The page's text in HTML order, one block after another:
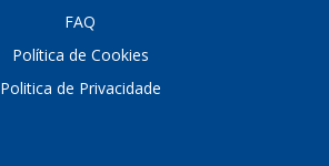
FAQ
Política de Cookies
Politica de Privacidade